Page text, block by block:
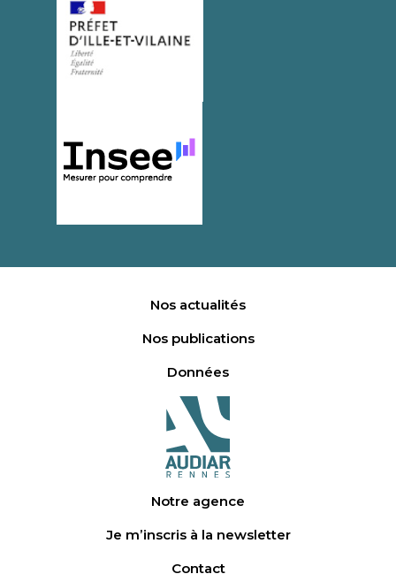
Nos actualités
Nos publications
Données
Notre agence
Je m’inscris à la newsletter
Contact